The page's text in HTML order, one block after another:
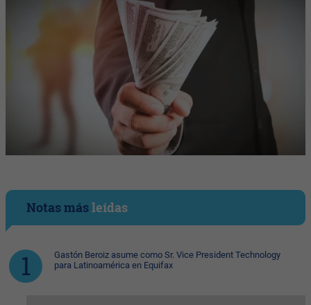
Notas másleídas
Gastón Beroiz asume como Sr. Vice President Technology
para Latinoamérica en Equifax